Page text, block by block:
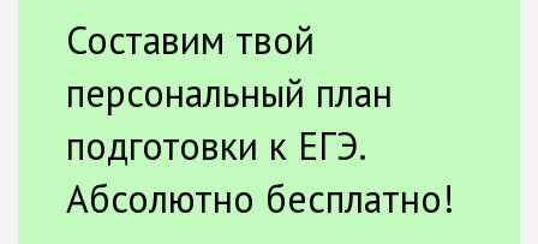
Составим твой
персональный план
подготовки к ЕГЭ.
Абсолютно бесплатно!